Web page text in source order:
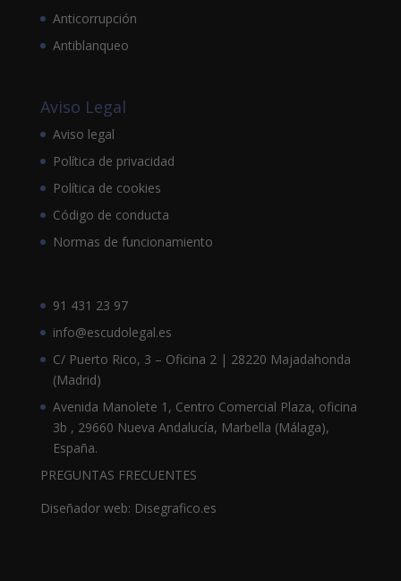
Anticorrupción
Antiblanqueo
Aviso Legal
Aviso legal
Política de privacidad
Política de cookies
Código de conducta
Normas de funcionamiento
91 431 23 97
info@escudolegal.es
C/ Puerto Rico, 3 – Oficina 2 | 28220 Majadahonda
(Madrid)
Avenida Manolete 1, Centro Comercial Plaza, oficina
3b , 29660 Nueva Andalucía, Marbella (Málaga),
España.
PREGUNTAS FRECUENTES
Diseñador web: Disegrafico.es